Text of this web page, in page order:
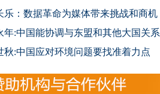
乐：数据革命为媒体带来挑战和商机
年:中国能协调与东盟和其他大国关系
秋:中国应对环境问题要找准着力点